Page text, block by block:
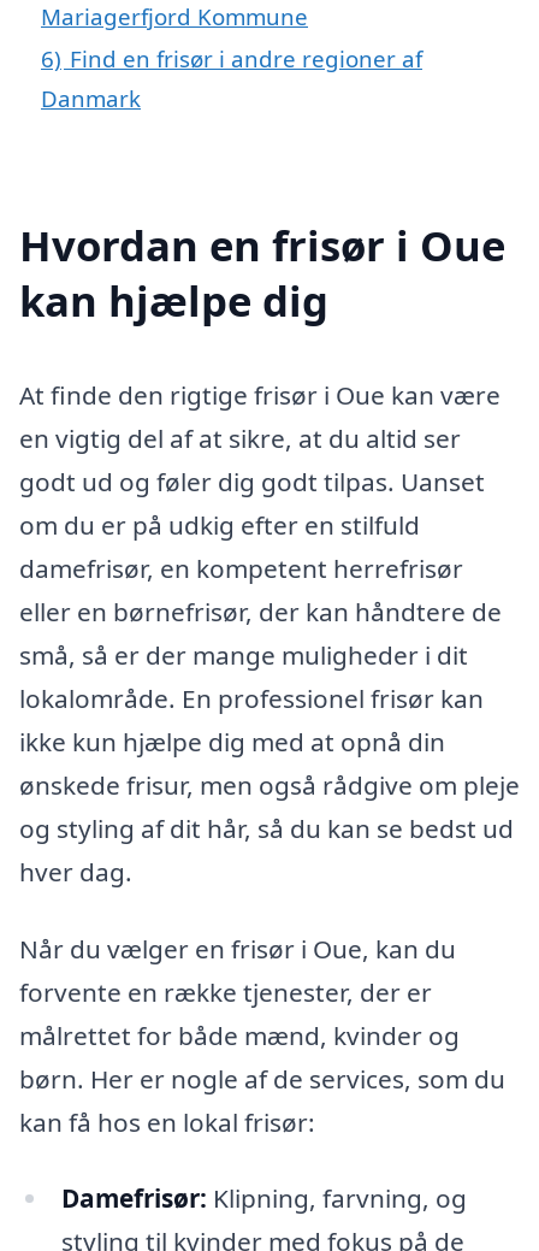
Mariagerfjord Kommune
6) Find en frisør i andre regioner af
Danmark
Hvordan en frisør i Oue
kan hjælpe dig
At finde den rigtige frisør i Oue kan være
en vigtig del af at sikre, at du altid ser
godt ud og føler dig godt tilpas. Uanset
om du er på udkig efter en stilfuld
damefrisør, en kompetent herrefrisør
eller en børnefrisør, der kan håndtere de
små, så er der mange muligheder i dit
lokalområde. En professionel frisør kan
ikke kun hjælpe dig med at opnå din
ønskede frisur, men også rådgive om pleje
og styling af dit hår, så du kan se bedst ud
hver dag.
Når du vælger en frisør i Oue, kan du
forvente en række tjenester, der er
målrettet for både mænd, kvinder og
børn. Her er nogle af de services, som du
kan få hos en lokal frisør:
Damefrisør: Klipning, farvning, og
styling til kvinder med fokus på de